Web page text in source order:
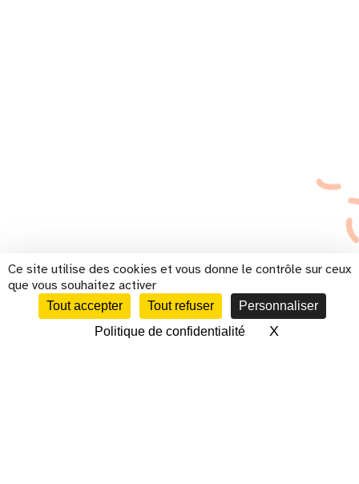
Ce site utilise des cookies et vous donne le contrôle sur ceux
que vous souhaitez activer
Tout accepter Tout refuser
Personnaliser
Politique de confidentialité
XMasquer le
CALENDRIER